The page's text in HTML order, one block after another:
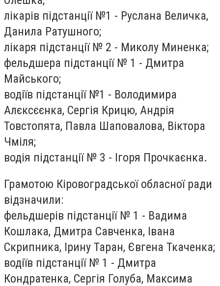
лікарів підстанції №1 - Руслана Величка,
Данила Ратушного;
лікаря підстанції № 2 - Миколу Миненка;
фельдшера підстанції № 1 - Дмитра
Майського;
водіїв підстанції №1 - Володимира
Алєксєєнка, Сергія Крицю, Андрія
Товстопята, Павла Шаповалова, Віктора
Чміля;
водія підстанції № 3 - Ігоря Прочкаєнка.
Грамотою Кіровоградської обласної ради
відзначили:
фельдшерів підстанції № 1 - Вадима
Кошлака, Дмитра Савченка, Івана
Скрипника, Ірину Таран, Євгена Ткаченка;
водіїв підстанції № 1 - Дмитра
Кондратенка, Сергія Голуба, Максима